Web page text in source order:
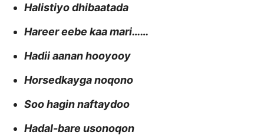
Halistiyo dhibaatada
Hareer eebe kaa mari……
Hadii aanan hooyooy
Horsedkayga noqono
Soo hagin naftaydoo
Hadal-bare usonoqon